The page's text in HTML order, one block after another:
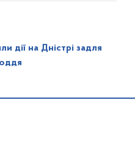
дії на Дністрі задля